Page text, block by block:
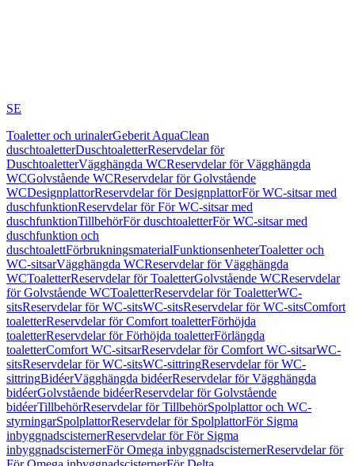
SE
Toaletter och urinalerGeberit AquaClean
duschtoaletterDuschtoaletterReservdelar för
DuschtoaletterVägghängda WCReservdelar för Vägghängda
WCGolvstående WCReservdelar för Golvstående
WCDesignplattorReservdelar för DesignplattorFör WC-sitsar med
duschfunktionReservdelar för För WC-sitsar med
duschfunktionTillbehörFör duschtoaletterFör WC-sitsar med
duschfunktion och
duschtoalettFörbrukningsmaterialFunktionsenheterToaletter och
WC-sitsarVägghängda WCReservdelar för Vägghängda
WCToaletterReservdelar för ToaletterGolvstående WCReservdelar
för Golvstående WCToaletterReservdelar för ToaletterWC-
sitsReservdelar för WC-sitsWC-sitsReservdelar för WC-sitsComfort
toaletterReservdelar för Comfort toaletterFörhöjda
toaletterReservdelar för Förhöjda toaletterFörlängda
toaletterComfort WC-sitsarReservdelar för Comfort WC-sitsarWC-
sitsReservdelar för WC-sitsWC-sittringReservdelar för WC-
sittringBidéerVägghängda bidéerReservdelar för Vägghängda
bidéerGolvstående bidéerReservdelar för Golvstående
bidéerTillbehörReservdelar för TillbehörSpolplattor och WC-
styrningarSpolplattorReservdelar för SpolplattorFör Sigma
inbyggnadscisternerReservdelar för För Sigma
inbyggnadscisternerFör Omega inbyggnadscisternerReservdelar för